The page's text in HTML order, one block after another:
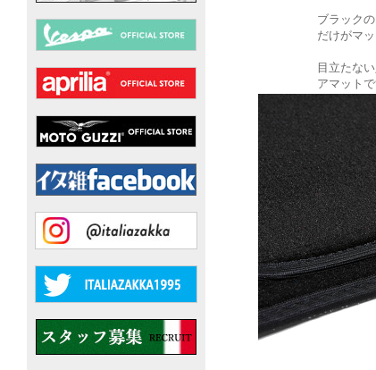
ブラック
だけがマ
目立たな
アマットで